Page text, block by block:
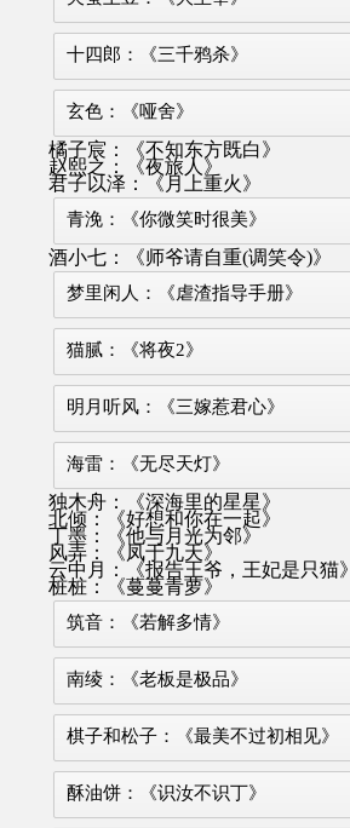
十四郎：《三千鸦杀》
玄色：《哑舍》
橘子宸：《不知东方既白》
赵熙之：《夜旅人》
君子以泽：《月上重火》
青浼：《你微笑时很美》
酒小七：《师爷请自重(调笑令)》
梦里闲人：《虐渣指导手册》
猫腻：《将夜2》
明月听风：《三嫁惹君心》
海雷：《无尽天灯》
独木舟：《深海里的星星》
北倾：《好想和你在一起》
丁墨：《他与月光为邻》
风弄：《凤于九天》
云中月：《报告王爷，王妃是只猫》
桩桩：《蔓蔓青萝》
筑音：《若解多情》
南绫：《老板是极品》
棋子和松子：《最美不过初相见》
酥油饼：《识汝不识丁》